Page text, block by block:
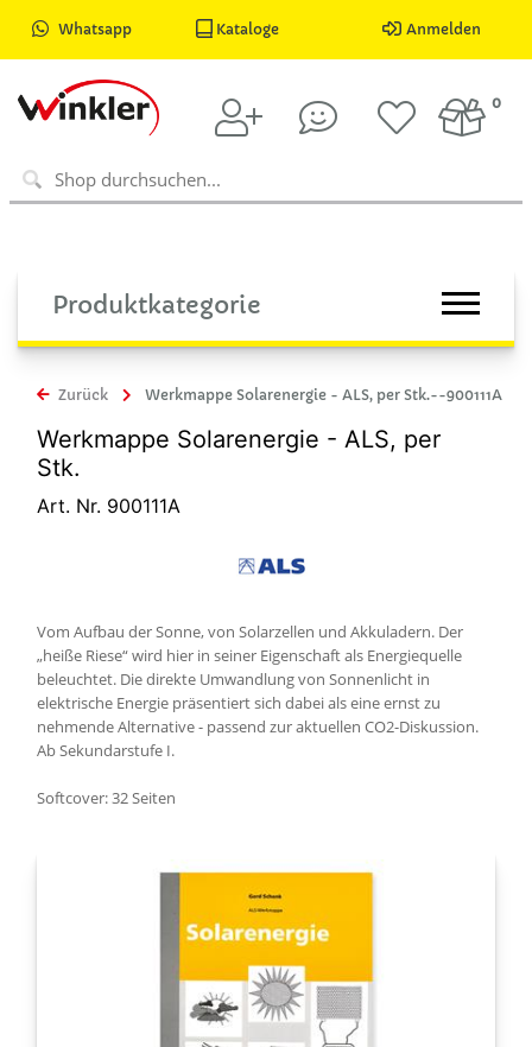
Whatsapp Kataloge Anmelden
0
Produktkategorie
Zurück Werkmappe Solarenergie - ALS, per Stk.--900111A
Werkmappe Solarenergie - ALS, per
Stk.
Art. Nr. 900111A
Vom Aufbau der Sonne, von Solarzellen und Akkuladern. Der
„heiße Riese“ wird hier in seiner Eigenschaft als Energiequelle
beleuchtet. Die direkte Umwandlung von Sonnenlicht in
elektrische Energie präsentiert sich dabei als eine ernst zu
nehmende Alternative - passend zur aktuellen CO2-Diskussion.
Ab Sekundarstufe I.
Softcover: 32 Seiten